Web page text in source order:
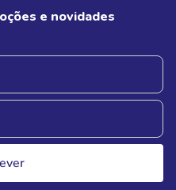
e novidades